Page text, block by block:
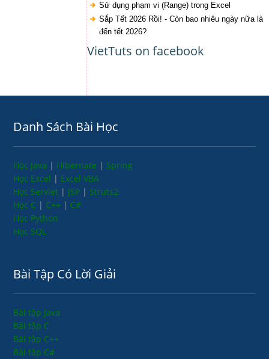
Sử dụng phạm vi (Range) trong Excel
Sắp Tết 2026 Rồi! - Còn bao nhiêu ngày nữa là
đến tết 2026?
VietTuts on facebook
Danh Sách Bài Học
Học Java | Hibernate | Spring
Học Excel | Excel VBA
Học Servlet | JSP | Struts2
Học C | C++ | C#
Học Python
Học SQL
Bài Tập Có Lời Giải
Bài tập Java
Bài tập C
Bài tập C++
Bài tập C#